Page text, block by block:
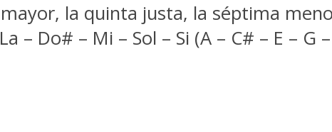
la quinta justa, la séptima
– Do# – Mi – Sol – Si (A – C# – E – G